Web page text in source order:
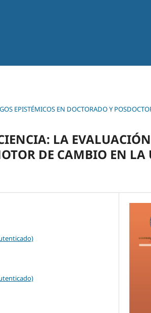
EPISTÉMICOS EN DOCTORADO Y
LA
DE CAMBIO EN